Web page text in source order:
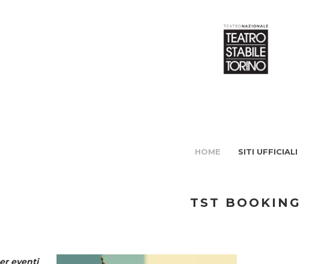
HOME SITI UFFICIALI
TST BOOKING
eventi